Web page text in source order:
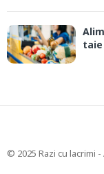
taie
© 2025 Razi cu lacrimi